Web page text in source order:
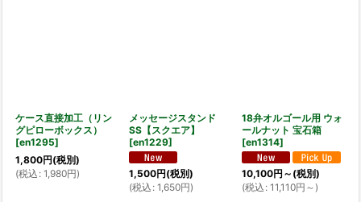
ケース直接加工（リン
グピローボックス）
[en1295]
1,800円(税別)
(税込 : 1,980円)
メッセージスタンド
SS【スクエア】
[en1229]
1,500円(税別)
(税込 : 1,650円)
18弁オルゴール用 ウォ
ールナット 宝石箱
[en1314]
10,100円 ～ (税別)
(税込 : 11,110円 ～)